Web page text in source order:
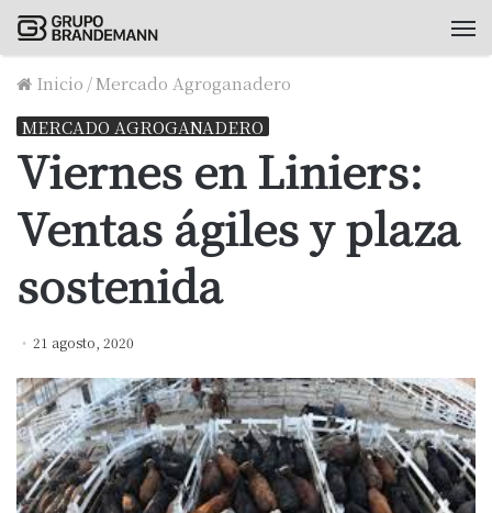
Inicio /Mercado Agroganadero
MERCADO AGROGANADERO
Viernes en Liniers:
Ventas ágiles y plaza
sostenida
21 agosto, 2020